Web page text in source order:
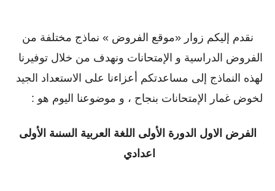
نقدم إليكم زوار «موقع الفروض » نماذج مختلفة من
الفروض الدراسية و الإمتحانات ونهدف من خلال توفيرنا
لهذه النماذج إلى مساعدتكم أعزاءنا على الاستعداد الجيد
لخوض غمار الإمتحانات بنجاح ، و موضوعنا اليوم هو :
الفرض الاول الدورة الأولى اللغة العربية السنىة الأولى
اعدادي